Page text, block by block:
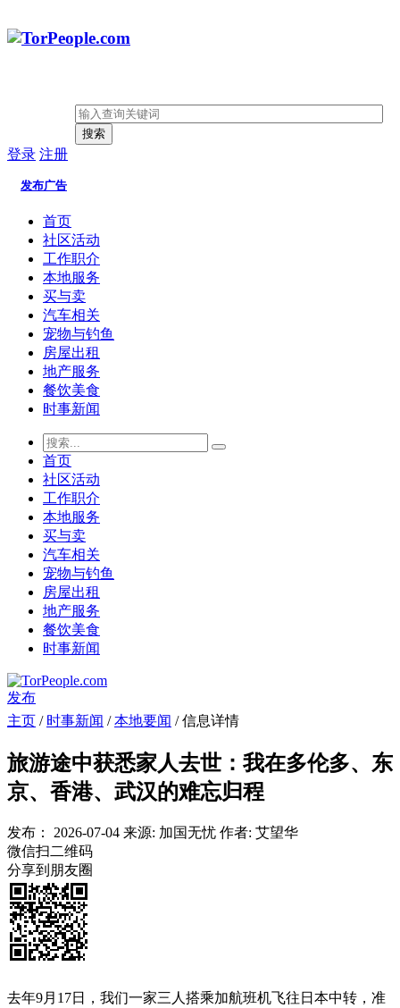
搜索
登录 注册
发布广告
首页
社区活动
工作职介
本地服务
买与卖
汽车相关
宠物与钓鱼
房屋出租
地产服务
餐饮美食
时事新闻
首页
社区活动
工作职介
本地服务
买与卖
汽车相关
宠物与钓鱼
房屋出租
地产服务
餐饮美食
时事新闻
发布
主页 / 时事新闻 /本地要闻 / 信息详情
旅游途中获悉家人去世：我在多伦多、东
京、香港、武汉的难忘归程
发布： 2026-07-04 来源: 加国无忧 作者: 艾望华
微信扫二维码
分享到朋友圈
去年9月17日，我们一家三人搭乘加航班机飞往日本中转，准